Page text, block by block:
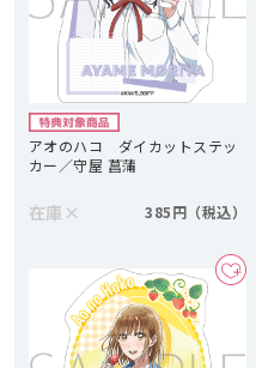
アオのハコ ダイカットステッ
カー／守屋 菖蒲
在庫 × 385円